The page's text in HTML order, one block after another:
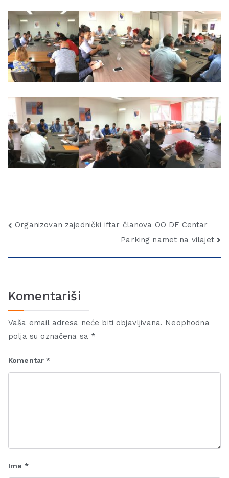
Organizovan zajednički iftar članova OO DF Centar
Parking namet na vilajet
Komentariši
Vaša email adresa neće biti objavljivana. Neophodna
polja su označena sa *
Komentar*
Ime *